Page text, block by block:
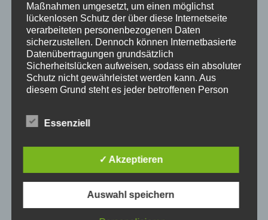
Maßnahmen umgesetzt, um einen möglichst
lückenlosen Schutz der über diese Internetseite
verarbeiteten personenbezogenen Daten
sicherzustellen. Dennoch können Internetbasierte
Datenübertragungen grundsätzlich
Sicherheitslücken aufweisen, sodass ein absoluter
Schutz nicht gewährleistet werden kann. Aus
diesem Grund steht es jeder betroffenen Person
alternativen Wegen, beispielsweise telefonisch, an
uns zu übermitteln.
Begrifflichkeiten, die durch den Europäischen
Richtlinien- und Verordnungsgeber beim Erlass
der Datenschutz-Grundverordnung (DS-GVO)
Essenziell
✓ Akzeptieren
Auswahl speichern